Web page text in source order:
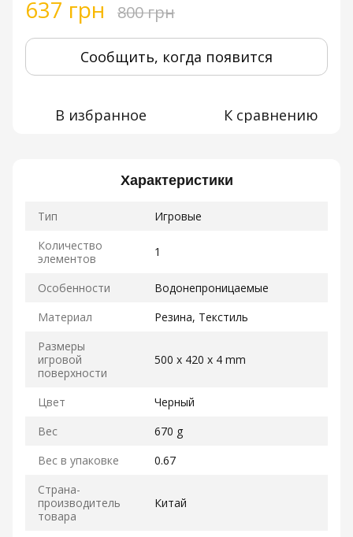
637 грн 800 грн
Сообщить, когда появится
В избранное К сравнению
Характеристики
Тип
Игровые
Количество
элементов
1
Особенности
Водонепроницаемые
Материал
Резина, Текстиль
Размеры
игровой
поверхности
500 x 420 x 4 mm
Цвет
Черный
Вес
670 g
Вес в упаковке
0.67
Страна-
производитель
товара
Китай